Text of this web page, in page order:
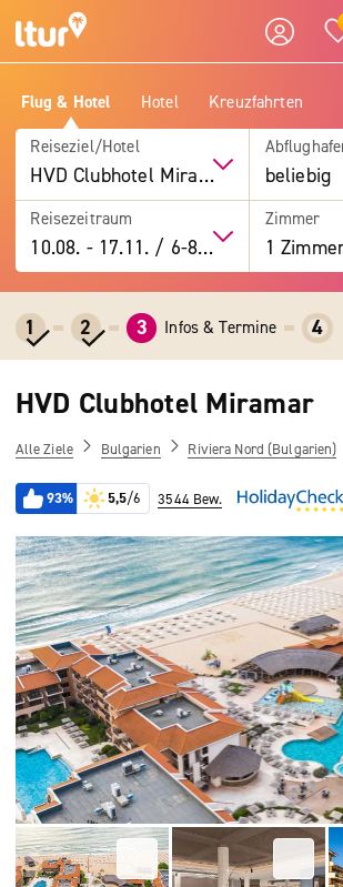
Flug & Hotel Hotel Kreuzfahrten
Reiseziel/Hotel
HVD Clubhotel Miramar beliebig
Reisezeitraum
10.08. -17.11. / 6-8 Tage
Zimmer
1 2 3 Infos & Termine 4
HVD Clubhotel Miramar
Alle Ziele Bulgarien Riviera Nord (Bulgarien)
93% 5,5/6 3544 Bew.